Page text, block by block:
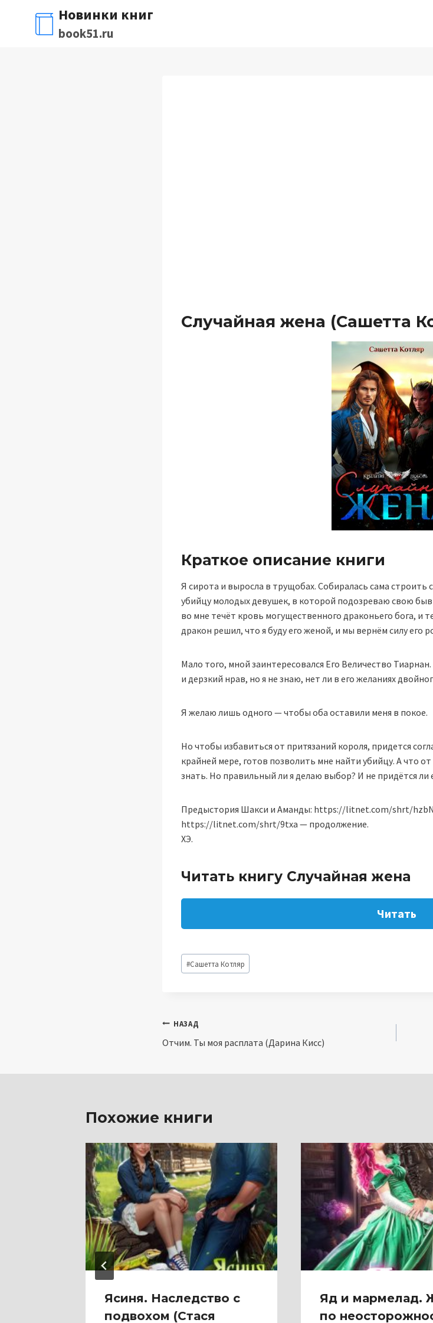
содержимому
Новинки книг
book51.ru
Случайная жена (Сашетта
Краткое описание книги
Я сирота и выросла в трущобах. Собиралась сама
убийцу молодых девушек, в которой подозреваю свою
во мне течёт кровь могущественного драконьего бога, и
дракон решил, что я буду его женой, и мы вернём силу его
Мало того, мной заинтересовался Его Величество
и дерзкий нрав, но я не знаю, нет ли в его желаниях
Я желаю лишь одного — чтобы оба оставили меня в покое.
Но чтобы избавиться от притязаний короля, придется
крайней мере, готов позволить мне найти убийцу. А что
знать. Но правильный ли я делаю выбор? И не придётся ли
Предыстория Шакси и Аманды: https://litnet.com/shrt/hzbN
https://litnet.com/shrt/9txa — продолжение.
ХЭ.
Читать книгу Случайная жена
Читать
Метки
записи:
#Сашетта Котляр
Навигация
по
НАЗАД
Отчим. Ты моя расплата (Дарина Кисс)
Похожие книги
Ясиня. Наследство с
подвохом (Стася
Яд и мармелад.
по